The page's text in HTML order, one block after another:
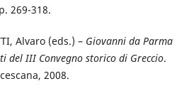
269-318.
Alvaro (eds.) – Giovanni da Parma
del III Convegno storico di Greccio.
2008.